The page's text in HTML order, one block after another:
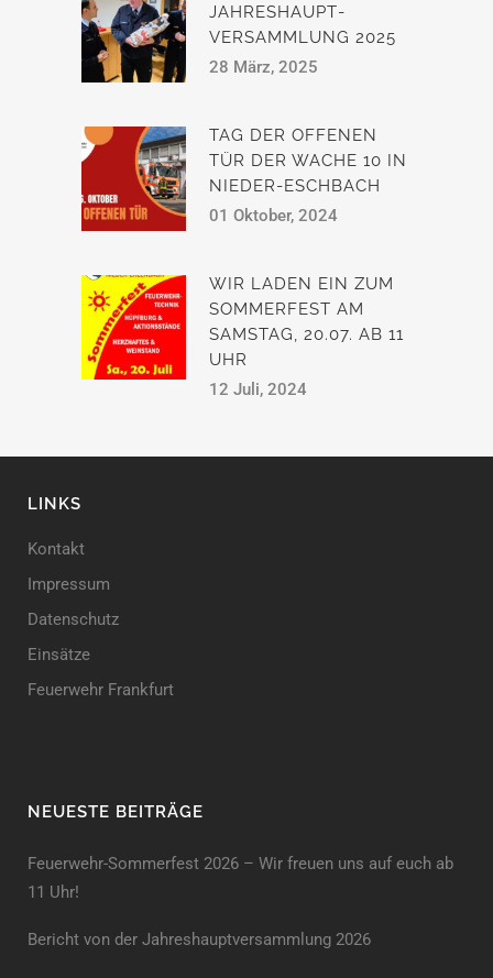
JAHRESHAUPT­
VERSAMMLUNG 2025
28 März, 2025
TAG DER OFFENEN
TÜR DER WACHE 10 IN
NIEDER-ESCHBACH
01 Oktober, 2024
WIR LADEN EIN ZUM
SOMMERFEST AM
SAMSTAG, 20.07. AB 11
UHR
12 Juli, 2024
LINKS
Kontakt
Impressum
Datenschutz
Einsätze
Feuerwehr Frankfurt
NEUESTE BEITRÄGE
Feuerwehr-Sommerfest 2026 – Wir freuen uns auf euch ab
11 Uhr!
Bericht von der Jahreshauptversammlung 2026